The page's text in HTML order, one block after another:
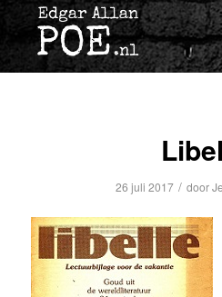
26 juli 2017 / door